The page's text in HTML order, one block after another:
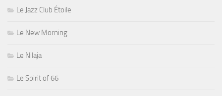
Le Jazz Club Étoile
Le New Morning
Le Nilaja
Le Spirit of 66